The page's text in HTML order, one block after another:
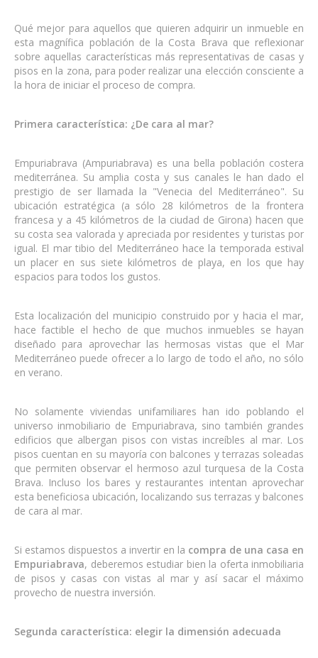
Qué mejor para aquellos que quieren adquirir un inmueble en
esta magnífica población de la Costa Brava que reflexionar
sobre aquellas características más representativas de casas y
pisos en la zona, para poder realizar una elección consciente a
la hora de iniciar el proceso de compra.
Primera característica: ¿De cara al mar?
Empuriabrava (Ampuriabrava) es una bella población costera
mediterránea. Su amplia costa y sus canales le han dado el
prestigio de ser llamada la "Venecia del Mediterráneo". Su
ubicación estratégica (a sólo 28 kilómetros de la frontera
francesa y a 45 kilómetros de la ciudad de Girona) hacen que
su costa sea valorada y apreciada por residentes y turistas por
igual. El mar tibio del Mediterráneo hace la temporada estival
un placer en sus siete kilómetros de playa, en los que hay
espacios para todos los gustos.
Esta localización del municipio construido por y hacia el mar,
hace factible el hecho de que muchos inmuebles se hayan
diseñado para aprovechar las hermosas vistas que el Mar
Mediterráneo puede ofrecer a lo largo de todo el año, no sólo
en verano.
No solamente viviendas unifamiliares han ido poblando el
universo inmobiliario de Empuriabrava, sino también grandes
edificios que albergan pisos con vistas increíbles al mar. Los
pisos cuentan en su mayoría con balcones y terrazas soleadas
que permiten observar el hermoso azul turquesa de la Costa
Brava. Incluso los bares y restaurantes intentan aprovechar
esta beneficiosa ubicación, localizando sus terrazas y balcones
de cara al mar.
Si estamos dispuestos a invertir en la compra de una casa en
Empuriabrava, deberemos estudiar bien la oferta inmobiliaria
de pisos y casas con vistas al mar y así sacar el máximo
provecho de nuestra inversión.
Segunda característica: elegir la dimensión adecuada